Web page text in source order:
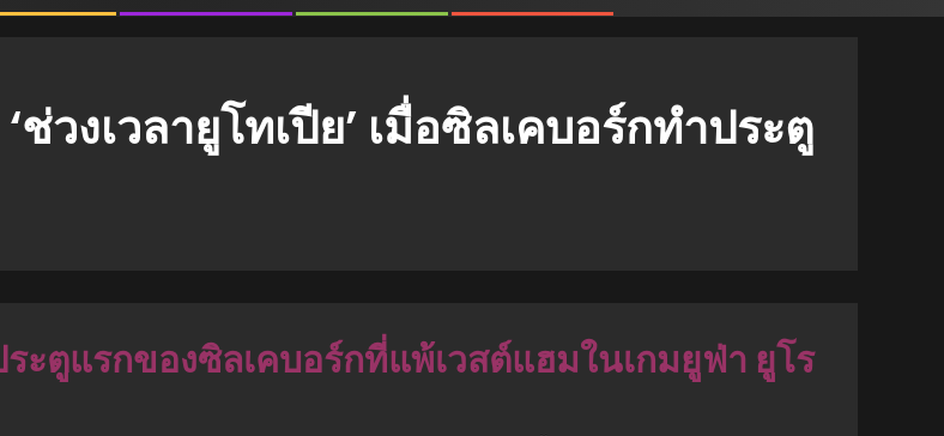
วงเวลายูโทเปีย’ เมื่อซิลเคบอร์กทำประตู
ะตูแรกของซิลเคบอร์กที่แพ้เวสต์แฮมในเกมยูฟ่า ยูโร